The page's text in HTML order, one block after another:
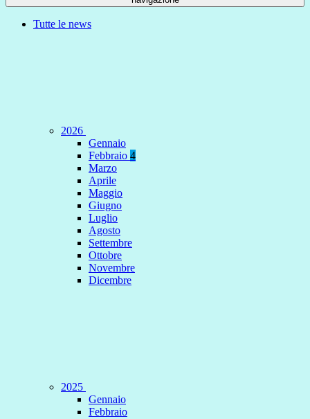
Tutte le news
2026
Gennaio
Febbraio 4
Marzo
Aprile
Maggio
Giugno
Luglio
Agosto
Settembre
Ottobre
Novembre
Dicembre
2025
Gennaio
Febbraio